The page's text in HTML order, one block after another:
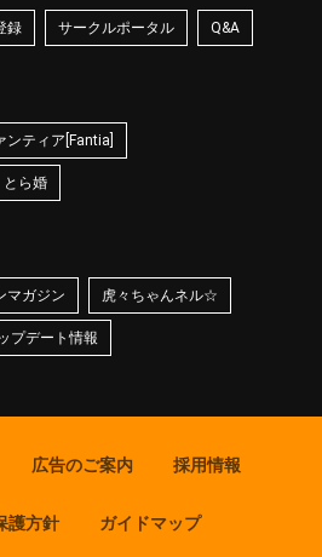
録 サークルポータル Q&A
ンティア[Fantia]
とら婚
マガジン 虎々ちゃんネル☆
プデート情報
広告のご案内 採用情報
護方針 ガイドマップ